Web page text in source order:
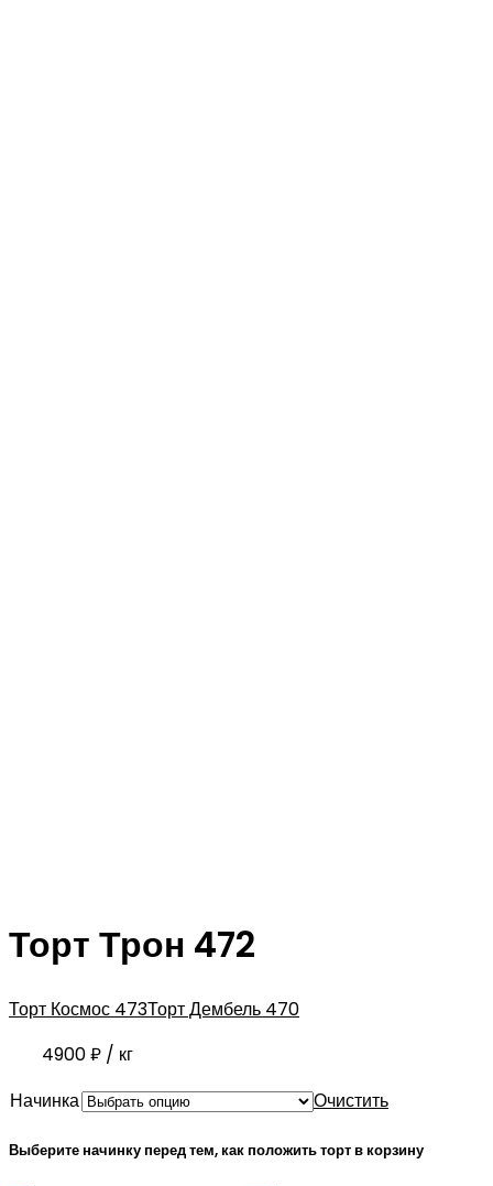
Торт Трон 472
Торт Космос 473Торт Дембель 470
4900₽ / кг
Начинка
Очистить
Выберите начинку перед тем, как положить торт в корзину